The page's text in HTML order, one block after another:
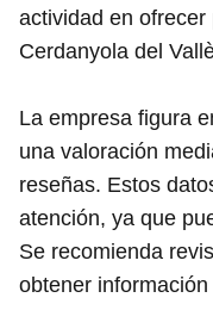
actividad en
Cerdanyola del
La empresa figura
una valoración
reseñas. Estos
atención, ya que
Se recomienda
obtener